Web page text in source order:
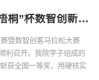
我院学子在第五届中国移动“九天·梧桐”杯数智创新大赛暨数智创客马拉松大赛AI+安全赛道全国决赛斩获佳绩
暨数智创客马拉松大赛
利召开。我院学子组成的
获全国一等奖，用硬核实